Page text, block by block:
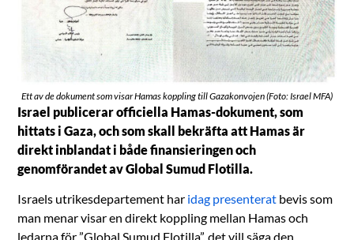
Ett av de dokument som visar Hamas koppling till Gazakonvojen (Foto: Israel MFA)
Israel publicerar officiella Hamas-dokument, som
hittats i Gaza, och som skall bekräfta att Hamas är
direkt inblandat i både finansieringen och
genomförandet av Global Sumud Flotilla.
Israels utrikesdepartement har idag presenterat bevis som
man menar visar en direkt koppling mellan Hamas och
ledarna för ”Global Sumud Flotilla”, det vill säga den